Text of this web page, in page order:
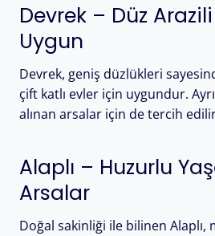
Devrek – Düz
Uygun
Devrek, geniş düzlükleri
çift katlı evler için uygundur.
alınan arsalar için de tercih
Alaplı – Huzurlu
Arsalar
Doğal sakinliği ile bilinen Alaplı,